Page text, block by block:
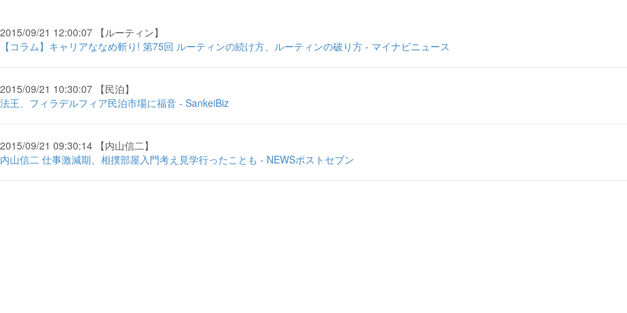
2015/09/21 12:00:07 【ルーティン】
【コラム】キャリアななめ斬り! 第75回 ルーティンの続け方、ルーティンの破り方 - マイナビニュース
2015/09/21 10:30:07 【民泊】
法王、フィラデルフィア民泊市場に福音 - SankeiBiz
2015/09/21 09:30:14 【内山信二】
内山信二 仕事激減期、相撲部屋入門考え見学行ったことも - NEWSポストセブン